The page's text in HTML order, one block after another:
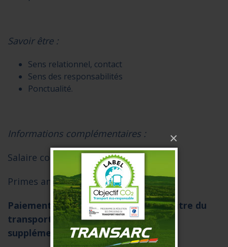
×
Savoir être :
Sens relationnel, contact
Sens des responsabilités
Ponctualité.
Informations complémentaires :
Salaire conventionnel avec 13e mois
Primes annuelles et trimestrielles.
Paiement des heures effectuées au titre du
transport occasionnel en heures
supplémentaires à +25%.